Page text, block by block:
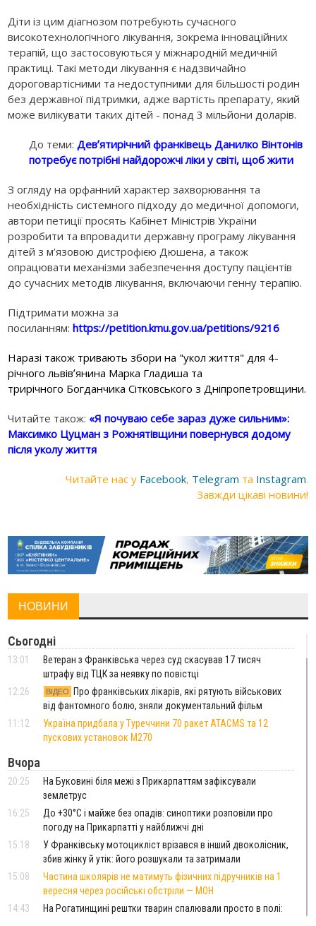
Діти із цим діагнозом потребують сучасного
високотехнологічного лікування, зокрема інноваційних
терапій, що застосовуються у міжнародній медичній
практиці. Такі методи лікування є надзвичайно
дороговартісними та недоступними для більшості родин
без державної підтримки, адже вартість препарату, який
може вилікувати таких дітей - понад 3 мільйони доларів.
До теми:Девʼятирічний франківець Данилко Вінтонів
потребує потрібні найдорожчі ліки у світі, щоб жити
З огляду на орфанний характер захворювання та
необхідність системного підходу до медичної допомоги,
автори петиції просять Кабінет Міністрів України
розробити та впровадити державну програму лікування
дітей з м’язовою дистрофією Дюшена, а також
опрацювати механізми забезпечення доступу пацієнтів
до сучасних методів лікування, включаючи генну терапію.
Підтримати можна за
посиланням:https://petition.kmu.gov.ua/petitions/9216
Наразі також тривають збори на "укол життя" для 4-
річного львівʼянина Марка Гладиша та
трирічного Богданчика Сітковського з Дніпропетровщини.
Читайте також: «Я почуваю себе зараз дуже сильним»:
Максимко Цуцман з Рожнятівщини повернувся додому
після уколу життя
Читайте нас у Facebook, Telegram та Instagram.
Завжди цікаві новини!
НОВИНИ
Сьогодні
13:01
Ветеран з Франківська через суд скасував 17 тисяч
штрафу від ТЦК за неявку по повістці
12:26
ВІДЕО
Про франківських лікарів, які рятують військових
від фантомного болю, зняли документальний фільм
11:12
Україна придбала у Туреччини 70 ракет ATACMS та 12
пускових установок M270
Вчора
20:25
На Буковині біля межі з Прикарпаттям зафіксували
землетрус
16:25
До +30°C і майже без опадів: синоптики розповіли про
погоду на Прикарпатті у найближчі дні
15:18
У Франківську мотоцикліст врізався в інший двоколісник,
збив жінку й утік: його розшукали та затримали
15:08
Частина школярів не матимуть фізичних підручників на 1
вересня через російські обстріли — МОН
14:43
На Рогатинщині рештки тварин спалювали просто в полі: